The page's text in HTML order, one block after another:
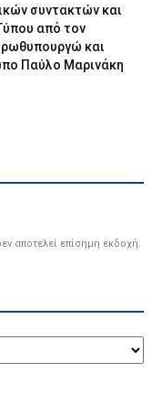
συντακτών και
από τον
και
Παύλο Μαρινάκη
αποτελεί επίσημη εκδοχή.